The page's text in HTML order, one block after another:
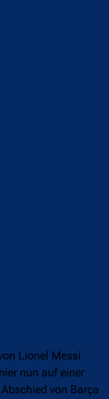
Lionel Messi
nun auf einer
von Barça